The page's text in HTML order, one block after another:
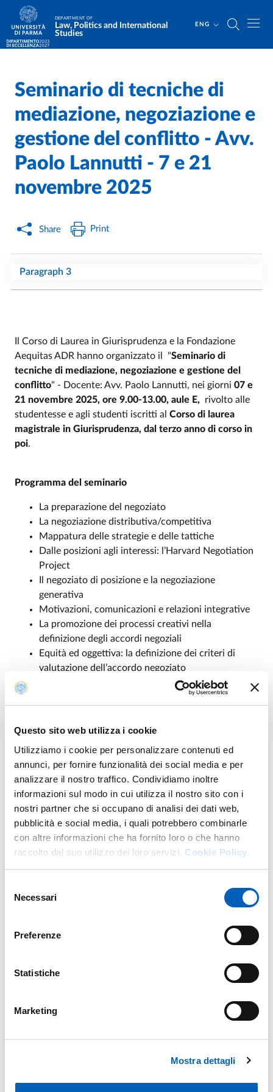
Questo sito web utilizza i cookie
Utilizziamo i cookie per personalizzare contenuti ed
annunci, per fornire funzionalità dei social media e per
analizzare il nostro traffico. Condividiamo inoltre
informazioni sul modo in cui utilizza il nostro sito con i
nostri partner che si occupano di analisi dei dati web,
pubblicità e social media, i quali potrebbero combinarle
con altre informazioni che ha fornito loro o che hanno
raccolto dal suo utilizzo dei loro servizi. Cookie Policy.
delNecessari
Preferenze
Statistiche
Marketing
Mostra dettagli
Skip to main content
Skip to footer
DEPARTMENT OF
Law, Politics and International
Studies
ENG
Home /
Seminario di tecniche di
mediazione, negoziazione e
gestione del conflitto - Avv.
Paolo Lannutti - 7 e 21
novembre 2025
Share Print
Paragraph 3
Il Corso di Laurea in Giurisprudenza e la Fondazione
Aequitas ADR hanno organizzato il "Seminario di
tecniche di mediazione, negoziazione e gestione del
conflitto" - Docente: Avv. Paolo Lannutti, nei giorni 07 e
21 novembre 2025, ore 9.00-13.00, aule E,
rivolto alle
studentesse e agli studenti iscritti al Corso di laurea
magistrale in Giurisprudenza, dal terzo anno di corso in
poi.
Programma del seminario
La preparazione del negoziato
La negoziazione distributiva/competitiva
Mappatura delle strategie e delle tattiche
Dalle posizioni agli interessi: l’Harvard Negotiation
Project
Il negoziato di posizione e la negoziazione
generativa
Motivazioni, comunicazioni e relazioni integrative
La promozione dei processi creativi nella
definizione degli accordi negoziali
Equità ed oggettiva: la definizione dei criteri di
valutazione dell’accordo negoziato
E' prevista l’ 4 CFU extracurricolari, in
favore di coloro che parteciperanno agli incontri.
ISCRIZIONI:
I partecipanti possono iscriversi esclusivamente
mediante la compilazione ed invio del form reperibile al
seguente link o QRCODE
https://form.jotform.com/252854337789373
entro il
06/11/2025.
mediazione.parma@aequitasadr.it
PDF